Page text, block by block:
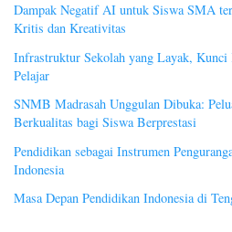
Dampak Negatif AI untuk Siswa SMA
Kritis dan Kreativitas
Infrastruktur Sekolah yang Layak, Kunci
Pelajar
SNMB Madrasah Unggulan Dibuka:
Berkualitas bagi Siswa Berprestasi
Pendidikan sebagai Instrumen
Indonesia
Masa Depan Pendidikan Indonesia di